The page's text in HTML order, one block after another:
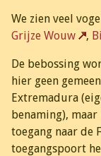
We zien veel
Grijze Wouw
,
De bebossing
hier geen
Extremadura
benaming), maar
toegang naar de
toegangspoort